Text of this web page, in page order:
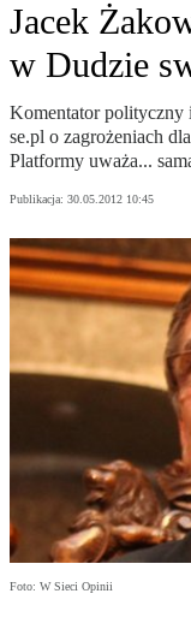
Jacek
w Dudzie
Komentator
se.pl o zagrożeniach
Platformy uważa...
Publikacja: 30.05.2012 10:45
Foto: W Sieci Opinii